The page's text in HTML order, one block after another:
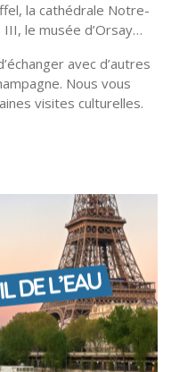
la cathédrale Notre-
le musée d’Orsay…
avec d’autres
Nous vous
visites culturelles.